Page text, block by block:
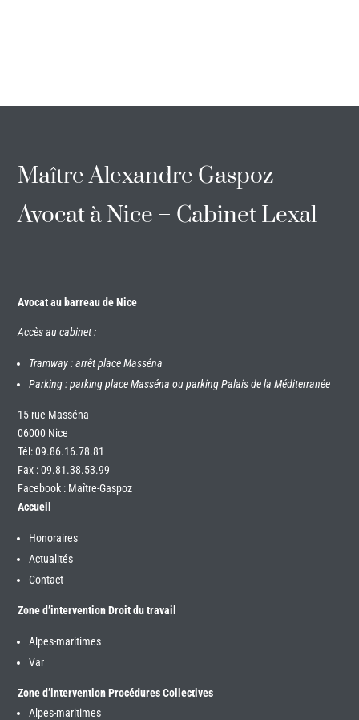
Maître Alexandre Gaspoz
Avocat à Nice – Cabinet Lexal
Avocat au barreau de Nice
Accès au cabinet :
Tramway : arrêt place Masséna
Parking : parking place Masséna ou parking Palais de la Méditerranée
15 rue Masséna
06000 Nice
Tél:09.86.16.78.81
Fax : 09.81.38.53.99
Facebook : Maître-Gaspoz
Accueil
Honoraires
Actualités
Contact
Zone d’intervention Droit du travail
Alpes-maritimes
Var
Zone d’intervention Procédures Collectives
Alpes-maritimes